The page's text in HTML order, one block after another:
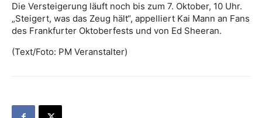
Die Versteigerung läuft noch bis zum 7. Oktober, 10 Uhr.
„Steigert, was das Zeug hält“, appelliert Kai Mann an Fans
des Frankfurter Oktoberfests und von Ed Sheeran.
(Text/Foto: PM Veranstalter)